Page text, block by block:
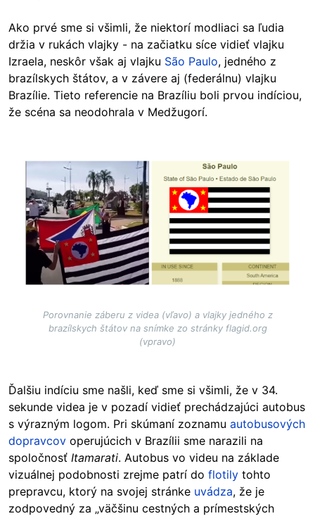
Ako prvé sme si všimli, že niektorí modliaci sa ľudia
držia v rukách vlajky - na začiatku síce vidieť vlajku
Izraela, neskôr však aj vlajku São Paulo, jedného z
brazílskych štátov, a v závere aj (federálnu) vlajku
Brazílie. Tieto referencie na Brazíliu boli prvou indíciou,
že scéna sa neodohrala v Medžugorí.
Porovnanie záberu z videa (vľavo) a vlajky jedného z
brazílskych štátov na snímke zo stránky flagid.org
(vpravo)
Ďalšiu indíciu sme našli, keď sme si všimli, že v 34.
sekunde videa je v pozadí vidieť prechádzajúci autobus
s výrazným logom. Pri skúmaní zoznamu autobusových
dopravcov operujúcich v Brazílii sme narazili na
spoločnosť Itamarati. Autobus vo videu na základe
vizuálnej podobnosti zrejme patrí do flotily tohto
prepravcu, ktorý na svojej stránke uvádza, že je
zodpovedný za „väčšinu cestných a prímestských